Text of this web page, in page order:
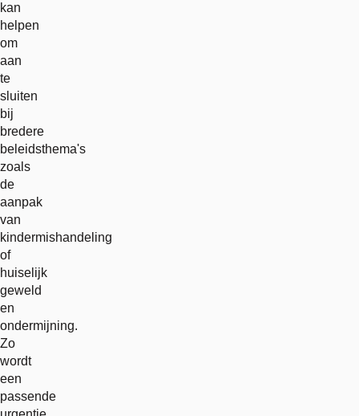
kan
helpen
om
aan
te
sluiten
bij
bredere
beleidsthema's
zoals
de
aanpak
van
kindermishandeling
of
huiselijk
geweld
en
ondermijning.
Zo
wordt
een
passende